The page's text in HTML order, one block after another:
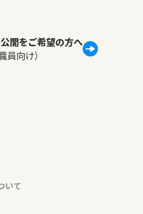
開をご希望の方へ
員向け）
いて